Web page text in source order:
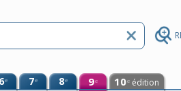
6e 7e 8e 9e 10e édition